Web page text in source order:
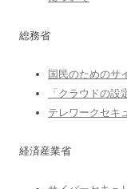
総務省
国民のためのサ
「クラウドの
テレワークセキ
経済産業省